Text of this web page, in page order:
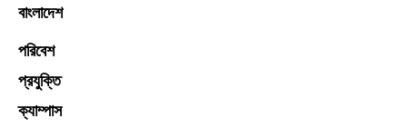
বাংলাদেশ
পরিবেশ
প্রযুক্তি
ক্যাম্পাস